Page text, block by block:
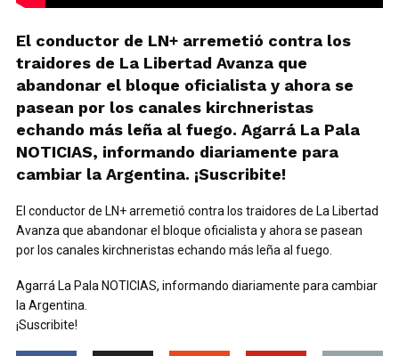
El conductor de LN+ arremetió contra los
traidores de La Libertad Avanza que
abandonar el bloque oficialista y ahora se
pasean por los canales kirchneristas
echando más leña al fuego. Agarrá La Pala
NOTICIAS, informando diariamente para
cambiar la Argentina. ¡Suscribite!
El conductor de LN+ arremetió contra los traidores de La Libertad
Avanza que abandonar el bloque oficialista y ahora se pasean
por los canales kirchneristas echando más leña al fuego.
Agarrá La Pala NOTICIAS, informando diariamente para cambiar
la Argentina.
¡Suscribite!